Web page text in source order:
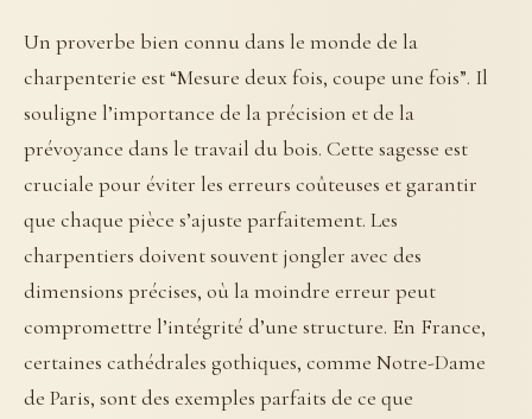
Un proverbe bien connu dans le monde de la
charpenterie est “Mesure deux fois, coupe une fois”. Il
souligne l’importance de la précision et de la
prévoyance dans le travail du bois. Cette sagesse est
cruciale pour éviter les erreurs coûteuses et garantir
que chaque pièce s’ajuste parfaitement. Les
charpentiers doivent souvent jongler avec des
dimensions précises, où la moindre erreur peut
compromettre l’intégrité d’une structure. En France,
certaines cathédrales gothiques, comme Notre-Dame
de Paris, sont des exemples parfaits de ce que